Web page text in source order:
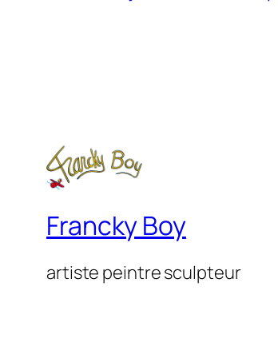
Francky Boy
artiste peintre sculpteur